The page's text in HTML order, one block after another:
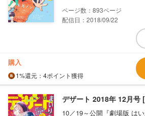
893
配信日：2018/09/22
購入
1%還元 ：4ポイント獲得
デザート 2018年 12月号
10／19～公開『劇場版 は